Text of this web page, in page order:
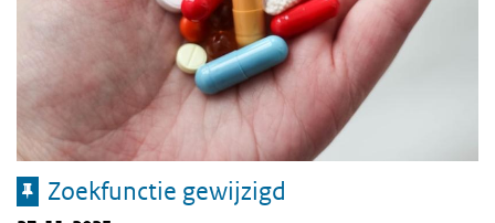
Zoekfunctie gewijzigd